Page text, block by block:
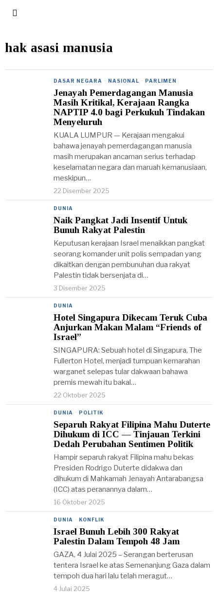
hak asasi manusia
DASAR NEGARA · NASIONAL · PARLIMEN
Jenayah Pemerdagangan Manusia
Masih Kritikal, Kerajaan Rangka
NAPTIP 4.0 bagi Perkukuh Tindakan
Menyeluruh
KUALA LUMPUR — Kerajaan mengakui
bahawa jenayah pemerdagangan manusia
masih merupakan ancaman serius terhadap
keselamatan negara dan maruah kemanusiaan,
meskipun…
22 Disember 2025
DUNIA
Naik Pangkat Jadi Insentif Untuk
Bunuh Rakyat Palestin
Keputusan kerajaan Israel menaikkan pangkat
seorang komander unit polis sempadan yang
dikaitkan dengan pembunuhan dua rakyat
Palestin tidak bersenjata di…
3 Disember 2025
DUNIA
Hotel Singapura Dikecam Teruk Cuba
Anjurkan Makan Malam “Friends of
Israel”
SINGAPURA: Sebuah hotel di Singapura, The
Fullerton Hotel, menjadi tumpuan kemarahan
warganet selepas tular dakwaan bahawa
premis mewah itu bakal…
22 Oktober 2025
DUNIA · POLITIK
Separuh Rakyat Filipina Mahu Duterte
Dihukum di ICC — Tinjauan Terkini
Dedah Perubahan Sentimen Politik
Hampir separuh rakyat Filipina mahu bekas
Presiden Rodrigo Duterte didakwa dan
dihukum di Mahkamah Jenayah Antarabangsa
(ICC) atas peranannya dalam…
16 Oktober 2025
DUNIA · KONFLIK
Israel Bunuh Lebih 300 Rakyat
Palestin Dalam Tempoh 48 Jam
GAZA, 4 Julai 2025 – Serangan berterusan
tentera Israel ke atas Semenanjung Gaza dalam
tempoh dua hari lalu telah meragut…
4 Julai 2025